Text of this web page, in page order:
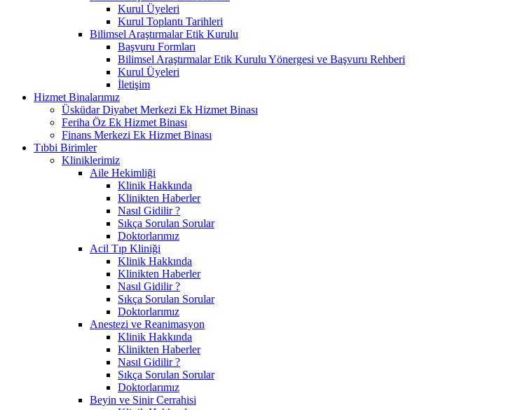
Kurul Üyeleri
Kurul Toplantı Tarihleri
Bilimsel Araştırmalar Etik Kurulu
Başvuru Formları
Bilimsel Araştırmalar Etik Kurulu Yönergesi ve Başvuru Rehberi
Kurul Üyeleri
İletişim
Hizmet Binalarımız
Üsküdar Diyabet Merkezi Ek Hizmet Binası
Feriha Öz Ek Hizmet Binası
Finans Merkezi Ek Hizmet Binası
Tıbbi Birimler
Kliniklerimiz
Aile Hekimliği
Klinik Hakkında
Klinikten Haberler
Nasıl Gidilir ?
Sıkça Sorulan Sorular
Doktorlarımız
Acil Tıp Kliniği
Klinik Hakkında
Klinikten Haberler
Nasıl Gidilir ?
Sıkça Sorulan Sorular
Doktorlarımız
Anestezi ve Reanimasyon
Klinik Hakkında
Klinikten Haberler
Nasıl Gidilir ?
Sıkça Sorulan Sorular
Doktorlarımız
Beyin ve Sinir Cerrahisi